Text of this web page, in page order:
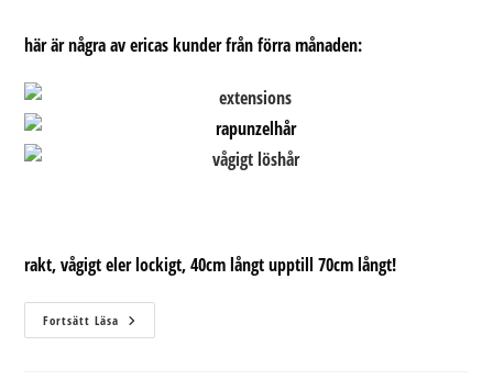
inlägget:
här är några av ericas kunder från förra månaden:
rakt, vågigt eler lockigt, 40cm långt upptill 70cm långt!
Fortsätt Läsa Ericas
Löshårsjobb